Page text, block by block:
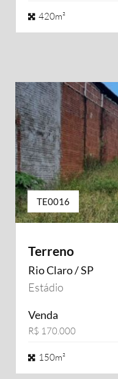
420m²
TE0016
Terreno
Rio Claro / SP
Estádio
Venda
R$ 170.000
150m²